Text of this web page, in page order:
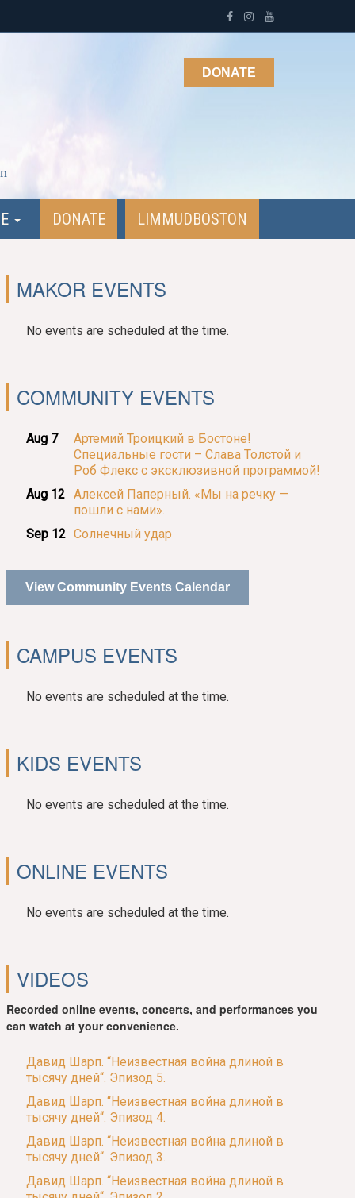
DONATE
DONATE LIMMUDBOSTON
MAKOR EVENTS
No events are scheduled at the time.
COMMUNITY EVENTS
Aug 7
Артемий Троицкий в Бостоне!
Специальные гости – Слава Толстой и
Роб Флекс с эксклюзивной программой!
Aug 12
Алексей Паперный. «Мы на речку —
пошли с нами».
Sep 12 Солнечный удар
View Community Events Calendar
CAMPUS EVENTS
No events are scheduled at the time.
KIDS EVENTS
No events are scheduled at the time.
ONLINE EVENTS
No events are scheduled at the time.
VIDEOS
Recorded online events, concerts, and performances you
can watch at your convenience.
Давид Шарп. “Неизвестная война длиной в
тысячу дней“. Эпизод 5.
Давид Шарп. “Неизвестная война длиной в
тысячу дней“. Эпизод 4.
Давид Шарп. “Неизвестная война длиной в
тысячу дней“. Эпизод 3.
Давид Шарп. “Неизвестная война длиной в